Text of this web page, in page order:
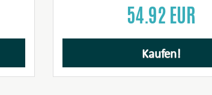
54.92 EUR
Kaufen!